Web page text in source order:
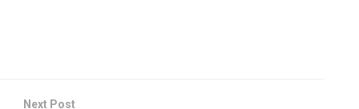
Next Post